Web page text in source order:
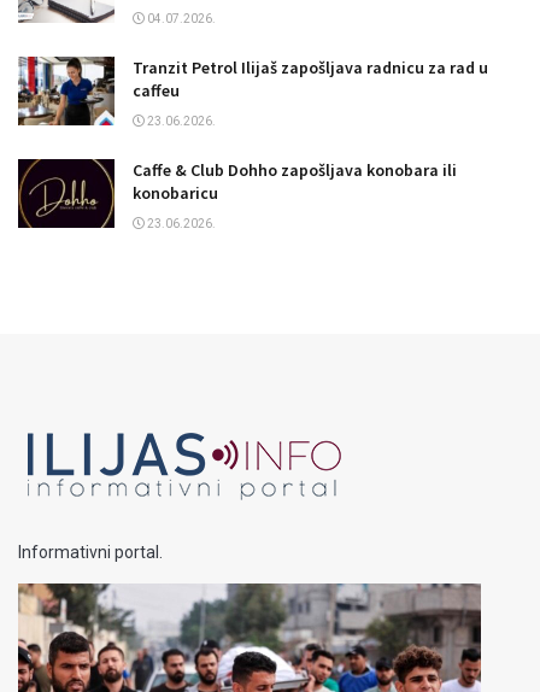
04.07.2026.
Tranzit Petrol Ilijaš zapošljava radnicu za rad u
caffeu
23.06.2026.
Caffe & Club Dohho zapošljava konobara ili
konobaricu
23.06.2026.
Informativni portal.